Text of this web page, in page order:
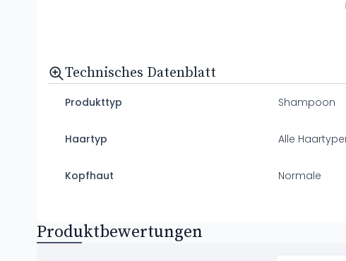
Technisches Datenblatt
Produkttyp Shampoon
Haartyp Alle
Kopfhaut Normale
Produktbewertungen